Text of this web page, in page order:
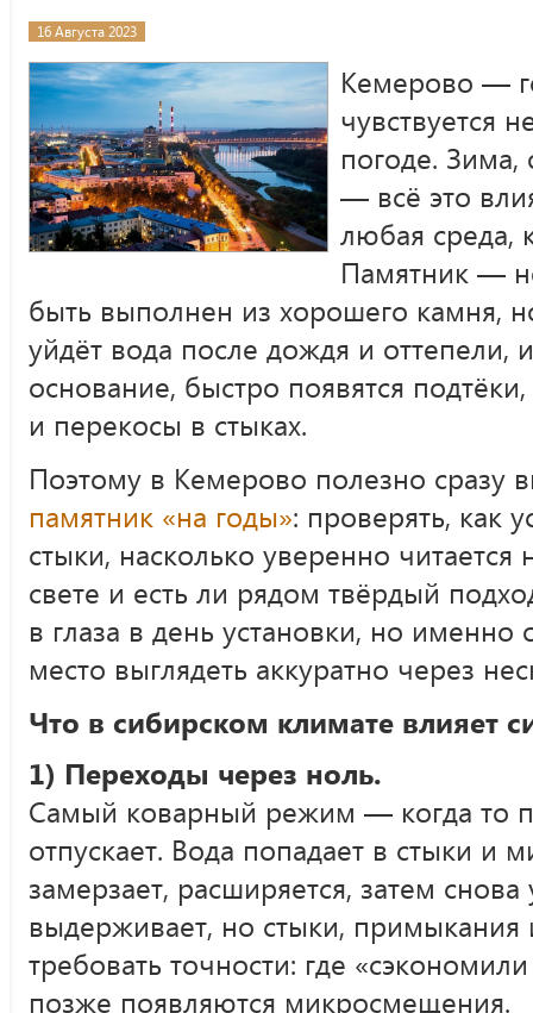
16 Августа 2023
Кемерово —
чувствуется
погоде. Зима,
— всё это
любая среда,
Памятник —
быть выполнен из хорошего камня,
уйдёт вода после дождя и оттепели,
основание, быстро появятся
и перекосы в стыках.
Поэтому в Кемерово полезно сразу
памятник «на годы»: проверять, как
стыки, насколько уверенно
свете и есть ли рядом твёрдый
в глаза в день установки, но
место выглядеть аккуратно через
Что в сибирском климате влияет
1) Переходы через ноль.
Самый коварный режим — когда то
отпускает. Вода попадает в стыки и
замерзает, расширяется, затем
выдерживает, но стыки,
требовать точности: где
позже появляются микросмещения.